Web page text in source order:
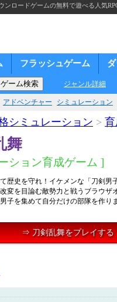
ロードゲームの無料で遊べる人気
フラッシュゲーム
ジャンル詳細
アドベンチャー シミュレーション
シミュレーション >
舞
ション育成ゲーム ]
歴史を守れ！イケメンな「刀剣男
変を目論む敵勢力と戦うブラウザ
子を集めて自分だけの部隊を作り
⇒ 刀剣乱舞をプレイする